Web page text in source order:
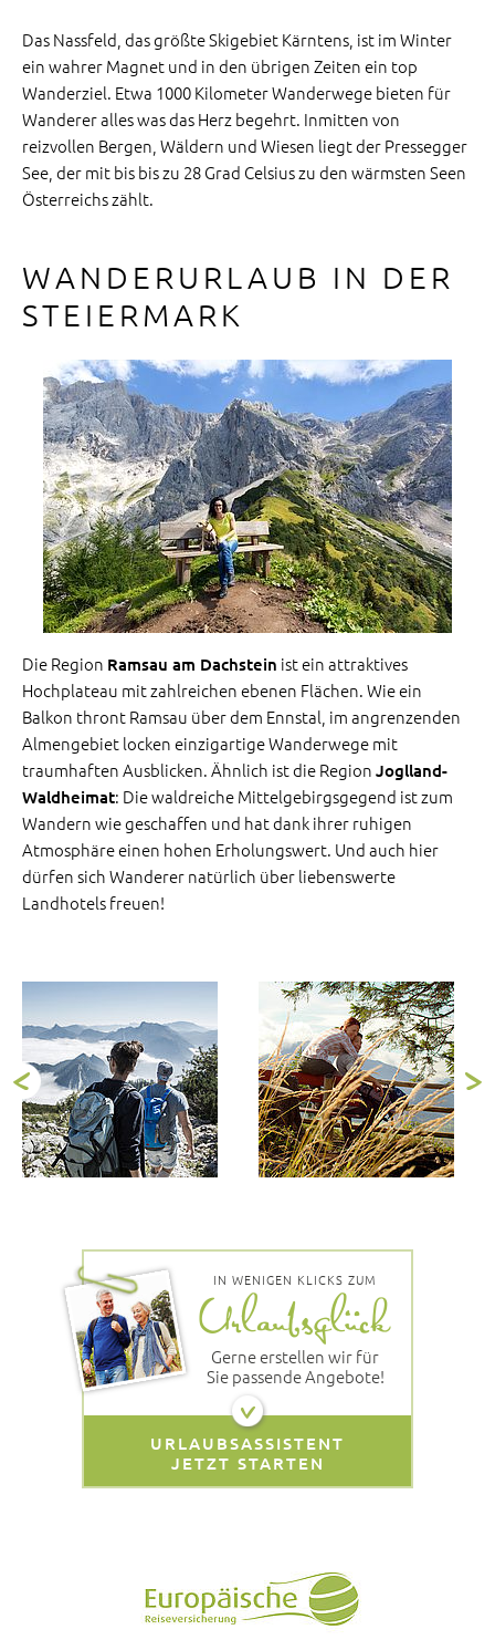
Das Nassfeld, das größte Skigebiet Kärntens, ist im Winter
ein wahrer Magnet und in den übrigen Zeiten ein top
Wanderziel. Etwa 1000 Kilometer Wanderwege bieten für
Wanderer alles was das Herz begehrt. Inmitten von
reizvollen Bergen, Wäldern und Wiesen liegt der Pressegger
See, der mit bis bis zu 28 Grad Celsius zu den wärmsten Seen
Österreichs zählt.
WANDERURLAUB IN DER
STEIERMARK
Die Region Ramsau am Dachstein ist ein attraktives
Hochplateau mit zahlreichen ebenen Flächen. Wie ein
Balkon thront Ramsau über dem Ennstal, im angrenzenden
Almengebiet locken einzigartige Wanderwege mit
traumhaften Ausblicken. Ähnlich ist die Region Joglland-
Waldheimat: Die waldreiche Mittelgebirgsgegend ist zum
Wandern wie geschaffen und hat dank ihrer ruhigen
Atmosphäre einen hohen Erholungswert. Und auch hier
dürfen sich Wanderer natürlich über liebenswerte
Landhotels freuen!
IN WENIGEN KLICKS ZUM
Gerne erstellen wir für
Sie passende Angebote!
URLAUBSASSISTENT
JETZT STARTEN